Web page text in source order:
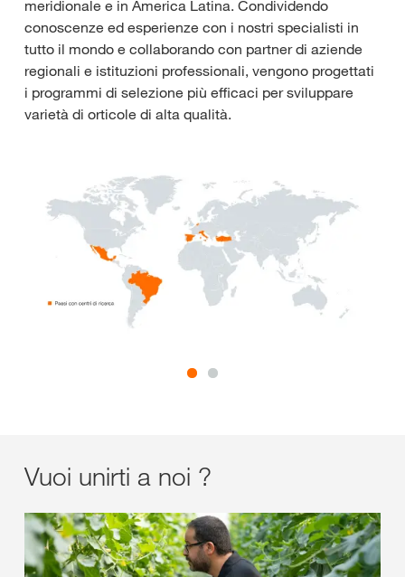
meridionale e in America Latina. Condividendo
conoscenze ed esperienze con i nostri specialisti in
tutto il mondo e collaborando con partner di aziende
regionali e istituzioni professionali, vengono progettati
i programmi di selezione più efficaci per sviluppare
varietà di orticole di alta qualità.
Vuoi unirti a noi ?